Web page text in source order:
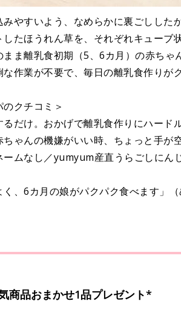
やすいよう、なめらかに裏ごしした
したほうれん草を、それぞれキューブ
まま離乳食初期（5、6カ月）の赤ち
な作業が不要で、毎日の離乳食作りが
クチコミ＞
るだけ。おかげで離乳食作りにハー
ちゃんの機嫌がいい時、ちょっと手が
ムなし／yumyum産直うらごしにんじ
く、6カ月の娘がパクパク食べます」
商品おまかせ1品プレゼント*